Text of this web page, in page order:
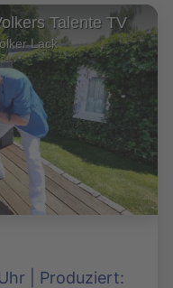
Talente TV
Lack
| Produziert: